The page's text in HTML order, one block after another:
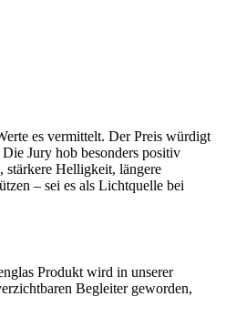
es vermittelt. Der Preis würdigt
Jury hob besonders positiv
stärkere Helligkeit, längere
– sei es als Lichtquelle bei
Produkt wird in unserer
Begleiter geworden,